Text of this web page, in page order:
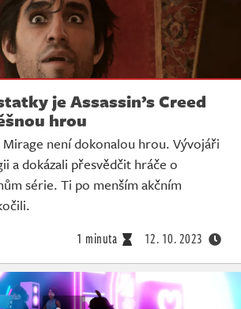
je Assassin’s Creed
hrou
Mirage není dokonalou hrou. Vývojáři
a dokázali přesvědčit hráče o
série. Ti po menším akčním
1 minuta 12. 10. 2023